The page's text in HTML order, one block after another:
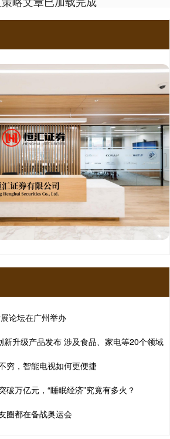
论坛在广州举办
新升级产品发布 涉及食品、家电等20个领域
穷，智能电视如何更便捷
破万亿元，“睡眠经济”究竟有多火？
圈都在备战奥运会